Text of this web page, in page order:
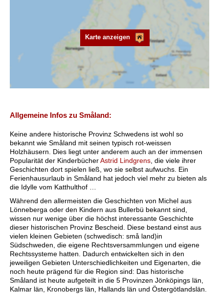
Karte anzeigen
Allgemeine Infos zu Småland:
Keine andere historische Provinz Schwedens ist wohl so
bekannt wie Småland mit seinen typisch rot-weissen
Holzhäusern. Dies liegt unter anderem auch an der immensen
Popularität der KinderbücherAstrid Lindgrens , die viele ihrer
Geschichten dort spielen ließ, wo sie selbst aufwuchs. Ein
Ferienhausurlaub in Småland hat jedoch viel mehr zu bieten als
die Idylle vom Katthulthof …
Während den allermeisten die Geschichten von Michel aus
Lönneberga oder den Kindern aus Bullerbü bekannt sind,
wissen nur wenige über die höchst interessante Geschichte
dieser historischen Provinz Bescheid. Diese bestand einst aus
vielen kleinen Gebieten (schwedisch: små land)in
Südschweden, die eigene Rechtsversammlungen und eigene
Rechtssysteme hatten. Dadurch entwickelten sich in den
jeweiligen Gebieten Unterschiedlichkeiten und Eigenarten, die
noch heute prägend für die Region sind: Das historische
Småland ist heute aufgeteilt in die 5 Provinzen Jönköpings län,
Kalmar län, Kronobergs län, Hallands län und Östergötlandslän.